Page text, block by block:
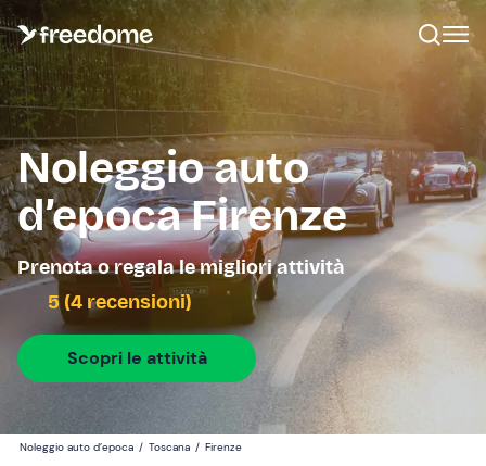
Noleggio auto
d’epoca Firenze
Prenota o regala le migliori attività
5 (4 recensioni)
Scopri le attività
Noleggio auto d’epoca / Toscana / Firenze